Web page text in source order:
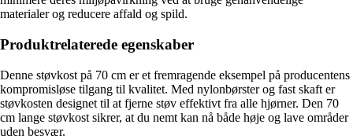
materialer og reducere affald og spild.
Produktrelaterede egenskaber
Denne støvkost på 70 cm er et fremragende eksempel på producentens
kompromisløse tilgang til kvalitet. Med nylonbørster og fast skaft er
støvkosten designet til at fjerne støv effektivt fra alle hjørner. Den 70
cm lange støvkost sikrer, at du nemt kan nå både høje og lave områder
uden besvær.